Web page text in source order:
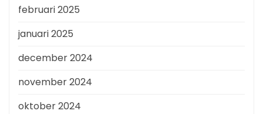
februari 2025
januari 2025
december 2024
november 2024
oktober 2024